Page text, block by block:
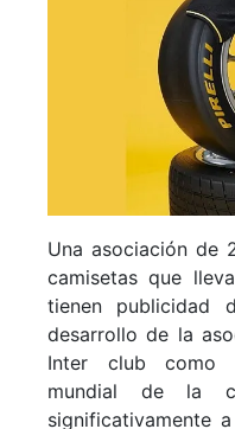
Una asociación de
camisetas que
tienen publicidad
desarrollo de la
Inter club como
mundial de la
significativamente